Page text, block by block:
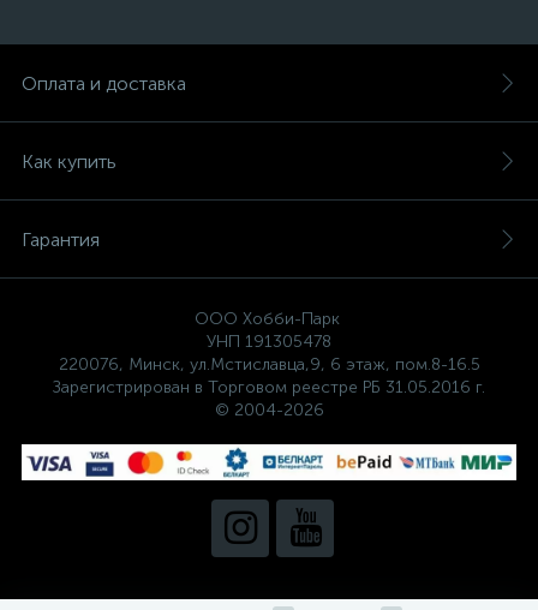
Оплата и доставка
Как купить
Гарантия
ООО Хобби-Парк
УНП 191305478
220076, Минск, ул.Мстиславца,9, 6 этаж, пом.8-16.5
Зарегистрирован в Торговом реестре РБ 31.05.2016 г.
© 2004-2026